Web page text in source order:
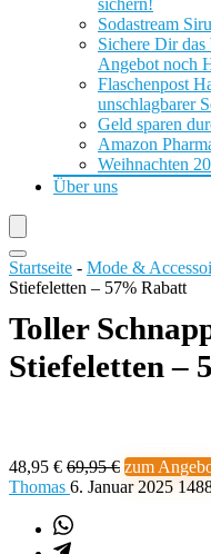
sichern!
Sodastream
Sichere Dir
Angebot noch
Flaschenpost
unschlagbarer
Geld sparen
Amazon
Weihnachten
Über uns
Startseite - Mode &
Stiefeletten – 57% Rabatt
Toller
Stiefeletten –
48,95 € 69,95 € zum
Thomas 6. Januar 2025